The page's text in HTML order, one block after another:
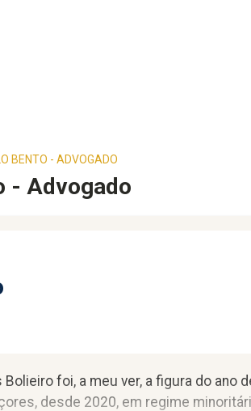
BENTO - ADVOGADO
- Advogado
Bolieiro foi, a meu ver, a figura do ano
desde 2020, em regime